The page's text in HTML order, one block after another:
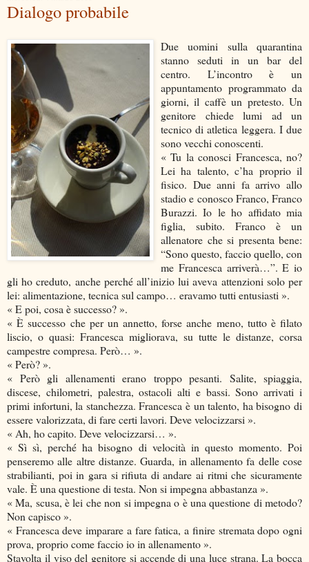
Dialogo probabile
Due uomini sulla quarantina
stanno seduti in un bar del
centro. L’incontro è un
appuntamento programmato da
giorni, il caffè un pretesto. Un
genitore chiede lumi ad un
tecnico di atletica leggera. I due
sono vecchi conoscenti.
« Tu la conosci Francesca, no?
Lei ha talento, c’ha proprio il
fisico. Due anni fa arrivo allo
stadio e conosco Franco, Franco
Burazzi. Io le ho affidato mia
figlia, subito. Franco è un
allenatore che si presenta bene:
“Sono questo, faccio quello, con
me Francesca arriverà…”. E io
gli ho creduto, anche perché all’inizio lui aveva attenzioni solo per
lei: alimentazione, tecnica sul campo… eravamo tutti entusiasti ».
« E poi, cosa è successo? ».
« È successo che per un annetto, forse anche meno, tutto è filato
liscio, o quasi: Francesca migliorava, su tutte le distanze, corsa
campestre compresa. Però… ».
« Però? ».
« Però gli allenamenti erano troppo pesanti. Salite, spiaggia,
discese, chilometri, palestra, ostacoli alti e bassi. Sono arrivati i
primi infortuni, la stanchezza. Francesca è un talento, ha bisogno di
essere valorizzata, di fare certi lavori. Deve velocizzarsi ».
« Ah, ho capito. Deve velocizzarsi… ».
« Sì sì, perché ha bisogno di velocità in questo momento. Poi
penseremo alle altre distanze. Guarda, in allenamento fa delle cose
strabilianti, poi in gara si rifiuta di andare ai ritmi che sicuramente
vale. È una questione di testa. Non si impegna abbastanza ».
« Ma, scusa, è lei che non si impegna o è una questione di metodo?
Non capisco ».
« Francesca deve imparare a fare fatica, a finire stremata dopo ogni
prova, proprio come faccio io in allenamento ».
Stavolta il viso del genitore si accende di una luce strana. La bocca